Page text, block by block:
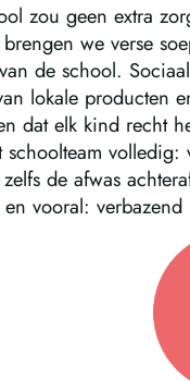
zou geen extra
we verse
de school.
lokale producten
dat elk kind recht
de afwas
vooral: verbazend